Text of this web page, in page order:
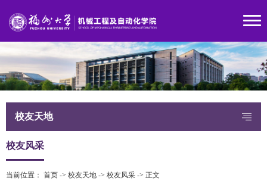
校友天地
校友风采
当前位置： 首页 -> 校友天地 -> 校友风采 -> 正文